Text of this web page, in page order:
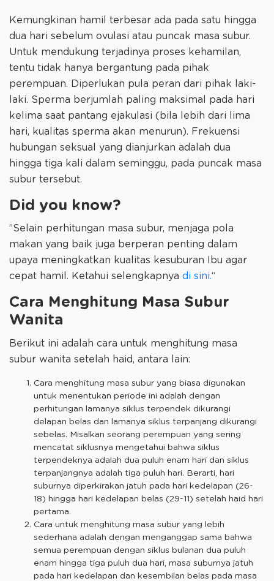
Kemungkinan hamil terbesar ada pada satu hingga
dua hari sebelum ovulasi atau puncak masa subur.
Untuk mendukung terjadinya proses kehamilan,
tentu tidak hanya bergantung pada pihak
perempuan. Diperlukan pula peran dari pihak laki-
laki. Sperma berjumlah paling maksimal pada hari
kelima saat pantang ejakulasi (bila lebih dari lima
hari, kualitas sperma akan menurun). Frekuensi
hubungan seksual yang dianjurkan adalah dua
hingga tiga kali dalam seminggu, pada puncak masa
subur tersebut.
Did you know?
”Selain perhitungan masa subur, menjaga pola
makan yang baik juga berperan penting dalam
upaya meningkatkan kualitas kesuburan Ibu agar
cepat hamil. Ketahui selengkapnya di sini.“
Cara Menghitung Masa Subur
Wanita
Berikut ini adalah cara untuk menghitung masa
subur wanita setelah haid, antara lain:
Cara menghitung masa subur yang biasa digunakan
untuk menentukan periode ini adalah dengan
perhitungan lamanya siklus terpendek dikurangi
delapan belas dan lamanya siklus terpanjang dikurangi
sebelas. Misalkan seorang perempuan yang sering
mencatat siklusnya mengetahui bahwa siklus
terpendeknya adalah dua puluh enam hari dan siklus
terpanjangnya adalah tiga puluh hari. Berarti, hari
suburnya diperkirakan jatuh pada hari kedelapan (26-
18) hingga hari kedelapan belas (29-11) setelah haid hari
pertama.
Cara untuk menghitung masa subur yang lebih
sederhana adalah dengan menganggap sama bahwa
semua perempuan dengan siklus bulanan dua puluh
enam hingga tiga puluh dua hari, masa suburnya jatuh
pada hari kedelapan dan kesembilan belas pada masa